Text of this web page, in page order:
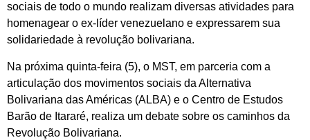
sociais de todo o mundo realizam diversas atividades para
homenagear o ex-líder venezuelano e expressarem sua
solidariedade à revolução bolivariana.
Na próxima quinta-feira (5), o MST, em parceria com a
articulação dos movimentos sociais da Alternativa
Bolivariana das Américas (ALBA) e o Centro de Estudos
Barão de Itararé, realiza um debate sobre os caminhos da
Revolução Bolivariana.